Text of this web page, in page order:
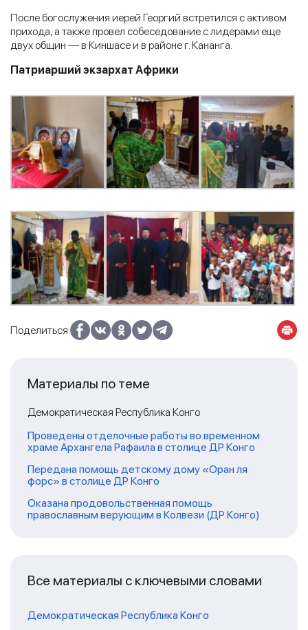
После богослужения иерей Георгий встретился с активом
прихода, а также провел собеседование с лидерами еще
двух общин — в Киншасе и в районе г. Кананга.
Патриарший экзархат Африки
Поделиться:
Материалы по теме
Демократическая Республика Конго
Проведены отделочные работы во временном
храме Архангела Рафаила в столице ДР Конго
Передана помощь детскому дому «Оран ля
форс» в столице ДР Конго
Оказана продовольственная помощь
православным верующим в Колвези (ДР Конго)
Все материалы с ключевыми словами
Демократическая Республика Конго